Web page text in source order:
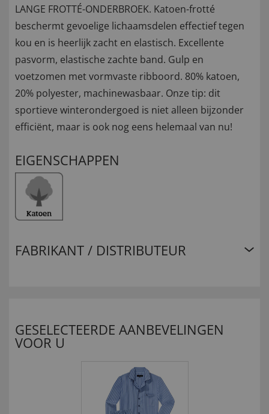
LANGE FROTTÉ-ONDERBROEK. Katoen-frotté
beschermt gevoelige lichaamsdelen effectief tegen
kou en is heerlijk zacht en elastisch. Excellente
pasvorm, elastische zachte band. Gulp en
voetzomen met vormvaste ribboord. 80% katoen,
20% polyester, machinewasbaar. Onze tip: dit
sportieve winterondergoed is niet alleen bijzonder
efficiënt, maar is ook nog eens helemaal van nu!
EIGENSCHAPPEN
FABRIKANT / DISTRIBUTEUR
GESELECTEERDE AANBEVELINGEN
VOOR U